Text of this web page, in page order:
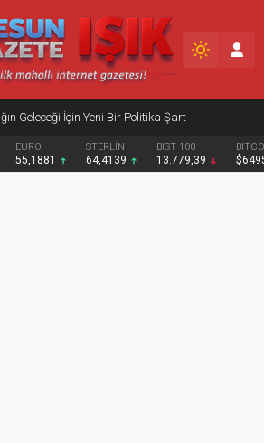
etkinlik maratonu tamamlandı
STERLİN
64,4139
BIST 100
13.779,39
BITCOIN
$64953